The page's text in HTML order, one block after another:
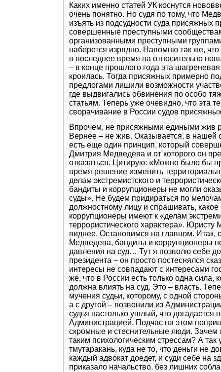
Каких именно статей УК коснутся
очень понятно. Но судя по тому, что
изъять из подсудности суда присяжных
совершенные преступными
организованными преступными
наберется изрядно. Напомню так же, что
в последнее время на относительно
– в конце прошлого года эта
кроилась. Тогда присяжных примерно
предлогами лишили возможности
где выдвигались обвинения по особо
статьям. Теперь уже очевидно, что эта
сворачивание в России судов
Впрочем, не присяжными едиными жив
Вернее – не жив. Оказывается, в нашей
есть еще один принцип, который
Дмитрия Медведева и от которого он
отказаться. Цитирую: «Можно было бы
время решение изменить
делам экстремистского и
бандиты и коррупционеры не могли
суды». Не будем придираться по
должностному лицу и спрашивать,
коррупционеры имеют к «делам
террористического характера». Юристу
виднее. Остановимся на главном. Итак,
Медведева, бандиты и коррупционеры
давления на суд… Тут я позволю себе
президента – он просто постеснялся
интересы не совпадают с интересами
же, что в России есть только одна сила,
должна влиять на суд. Это – власть.
мучения судьи, которому, с одной
а с другой – позвонили из
судья настолько ушлый, что догадается
Администрацией. Подчас на этом
скромные и стеснительные люди. Зачем
таким психологическим стрессам? А так
тмутаракань, куда не то, что деньги не
каждый адвокат доедет, и суди себе на
приказало начальство, без лишних